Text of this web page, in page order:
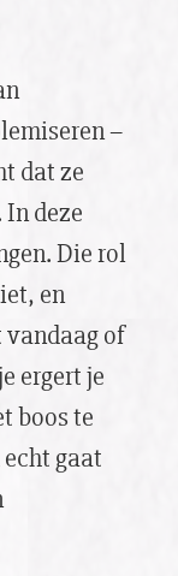
–
dat ze
deze
Die rol
en
vandaag of
ergert je
boos te
gaat